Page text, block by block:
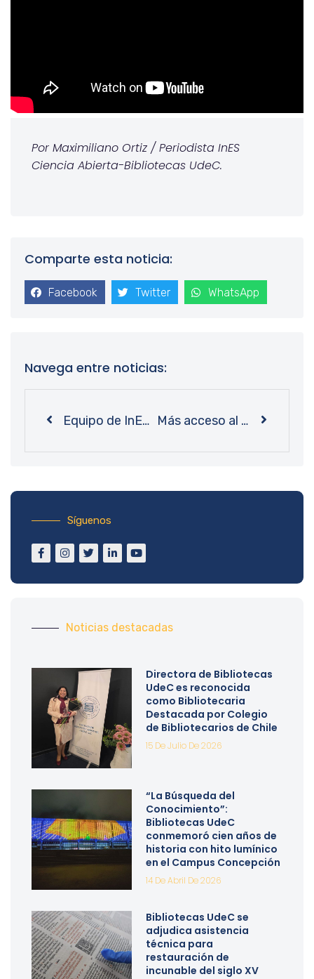
Por Maximiliano Ortiz / Periodista InES
Ciencia Abierta-Bibliotecas UdeC.
Comparte esta noticia:
Facebook Twitter WhatsApp
Navega entre noticias:
Equipo de InES Ciencia Abierta UdeC participa de encuentro con proyectos de otras universidades del país Más acceso al conocimiento: personal de Bibliotecas UdeC se capacita en uso de marcadores braille
Síguenos
Noticias destacadas
Directora de Bibliotecas
UdeC es reconocida
como Bibliotecaria
Destacada por Colegio
de Bibliotecarios de Chile
15 De Julio De 2026
“La Búsqueda del
Conocimiento”:
Bibliotecas UdeC
conmemoró cien años de
historia con hito lumínico
en el Campus Concepción
14 De Abril De 2026
Bibliotecas UdeC se
adjudica asistencia
técnica para
restauración de
incunable del siglo XV